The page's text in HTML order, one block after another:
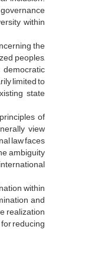
within
the
peoples,
limited to
state
of
view
law faces
ambiguity
within
and
realization
reducing